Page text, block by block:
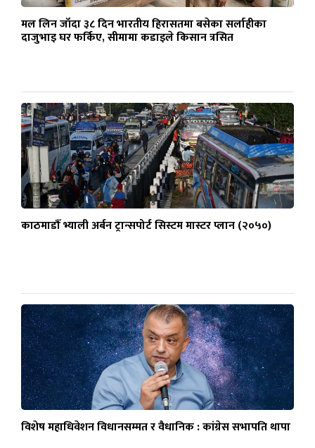
मल लिन जाँदा ३८ दिन भारतीय हिरासतमा बसेका सर्लाहीका
दाजुभाइ घर फर्किए, सीमामा कडाइले किसान त्रसित
काठमाडौँ भ्याली अर्बन ट्रान्सपोर्ट सिस्टम मास्टर प्लान (२०५०)
विशेष महाधिवेशन विधानसम्मत र वैधानिक : कांग्रेस सभापति थापा